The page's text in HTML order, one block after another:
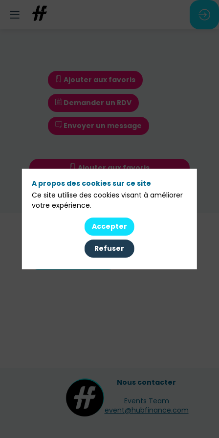
Ajouter aux favoris
Demander un RDV
Envoyer un message
Ajouter aux favoris
Demander un RDV
Envoyer un message
Toutes les sessions
Nous contacter
Events Team
event@hubfinance.com
A propos des cookies sur ce site
Ce site utilise des cookies visant à améliorer
votre expérience.
Accepter
Refuser